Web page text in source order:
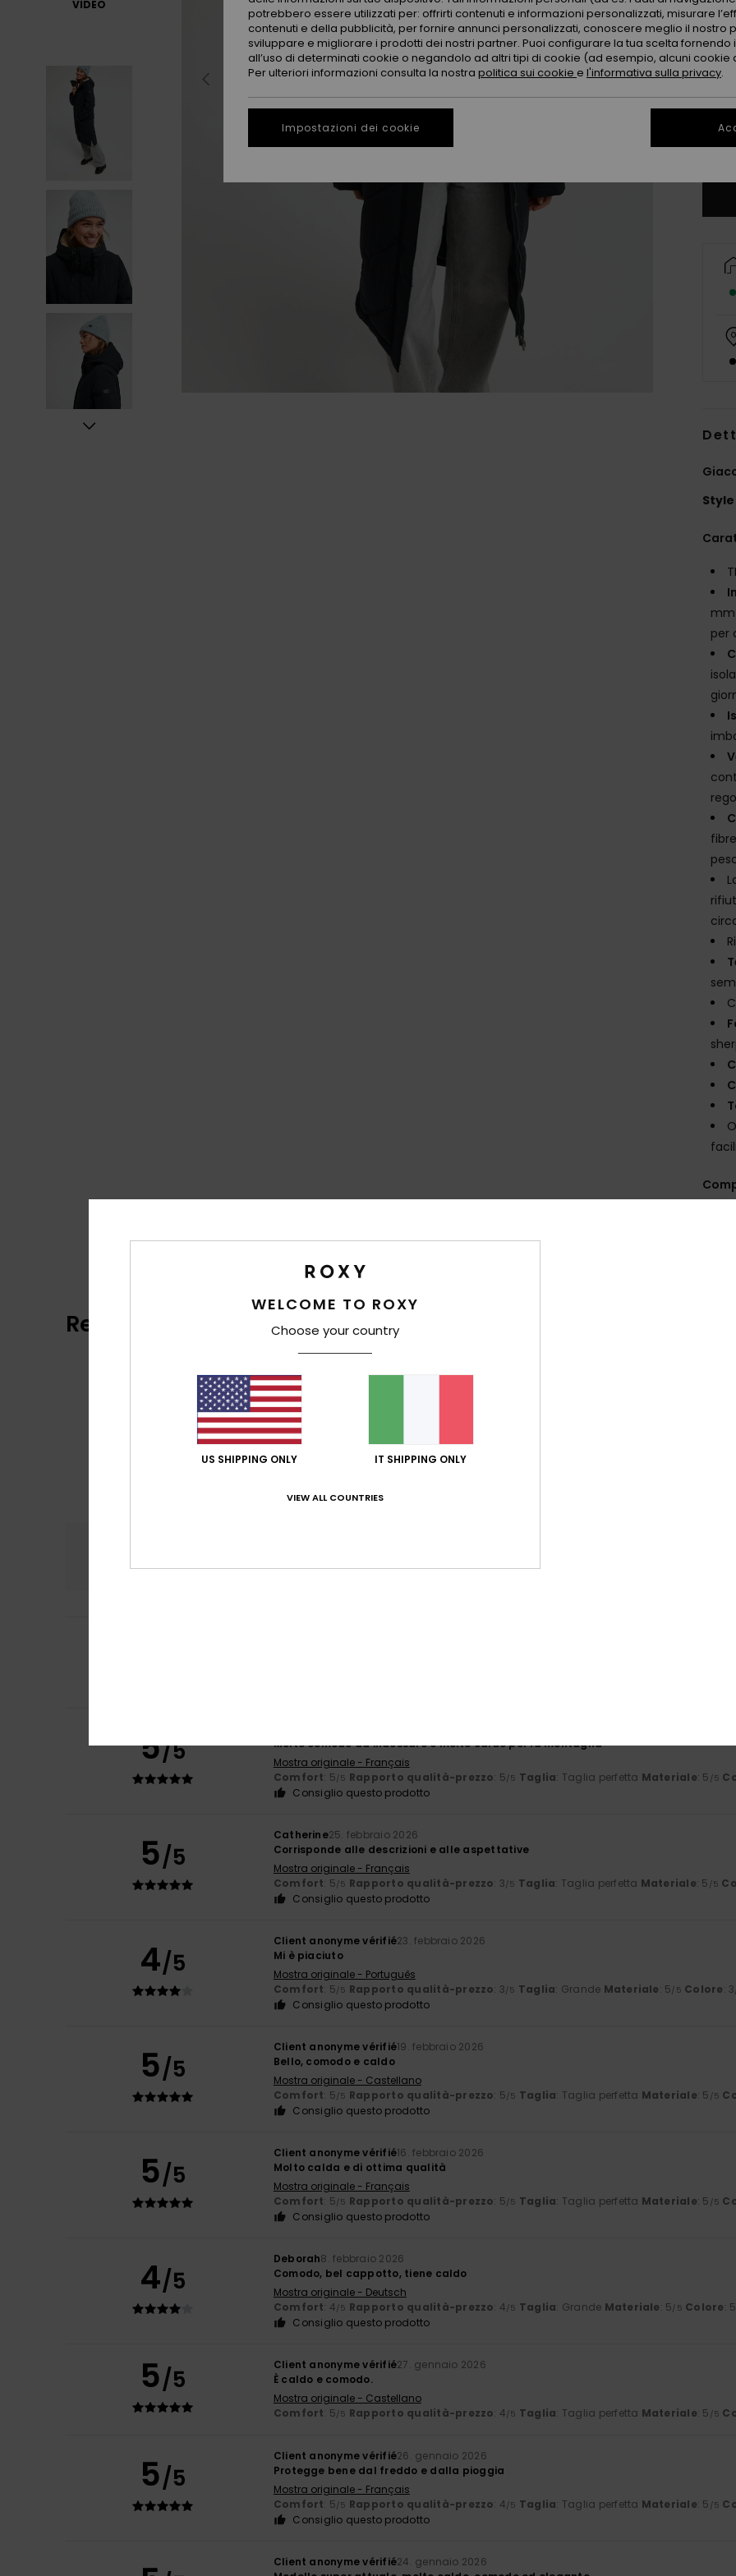
VIDEO
XS
Style
per
Recensioni dei clienti
5/5
Molto comodo da indossare e molto caldo per la montagna
Mostra originale - Français
Comfort: 5/5 Rapporto qualità-prezzo: 5/5 Taglia: Taglia perfetta Materiale: 5 /5
Consiglio questo prodotto
5/5
Catherine25. febbraio 2026
Corrisponde alle descrizioni e alle aspettative
Mostra originale - Français
Comfort: 5/5 Rapporto qualità-prezzo: 3/5 Taglia: Taglia perfetta Materiale: 5 /5
Consiglio questo prodotto
4/5
Client anonyme vérifié23. febbraio 2026
Mi è piaciuto
Mostra originale - Português
Comfort: 5/5 Rapporto qualità-prezzo: 3/5 Taglia: Grande Materiale: 5/5 Colore: 3
Consiglio questo prodotto
5/5
Client anonyme vérifié19. febbraio 2026
Bello, comodo e caldo
Mostra originale - Castellano
Comfort: 5/5 Rapporto qualità-prezzo: 5/5 Taglia: Taglia perfetta Materiale: 5 /5
Consiglio questo prodotto
5/5
Client anonyme vérifié16. febbraio 2026
Molto calda e di ottima qualità
Mostra originale - Français
Comfort: 5/5 Rapporto qualità-prezzo: 5/5 Taglia: Taglia perfetta Materiale: 5 /5
Consiglio questo prodotto
4/5
Deborah8. febbraio 2026
Comodo, bel cappotto, tiene caldo
Mostra originale - Deutsch
Comfort: 4/5 Rapporto qualità-prezzo: 4/5 Taglia: Grande Materiale: 5/5 Colore: 5
Consiglio questo prodotto
5/5 Client anonyme vérifié27. gennaio 2026
È caldo e comodo.
Mostra originale - Castellano
Comfort: 5/5 Rapporto qualità-prezzo: 4/5 Taglia: Taglia perfetta Materiale: 5 /5
5/5
Client anonyme vérifié26. gennaio 2026
Protegge bene dal freddo e dalla pioggia
Mostra originale - Français
Comfort: 5/5 Rapporto qualità-prezzo: 4/5 Taglia: Taglia perfetta Materiale: 5 /5
Consiglio questo prodotto
Client anonyme vérifié24. gennaio 2026
WELCOME TO ROXY
Choose your country
US SHIPPING ONLY IT SHIPPING ONLY
VIEW ALL COUNTRIES
potrebbero essere utilizzati per: offrirti contenuti e informazioni personalizzati, misurare
contenuti e della pubblicità, per fornire annunci personalizzati, conoscere meglio il nostro
sviluppare e migliorare i prodotti dei nostri partner. Puoi configurare la tua scelta fornendo
all’uso di determinati cookie o negandolo ad altri tipi di cookie (ad esempio, alcuni cookie
Per ulteriori informazioni consulta la nostra politica sui cookie e l'informativa sulla privacy.
Impostazioni dei cookie